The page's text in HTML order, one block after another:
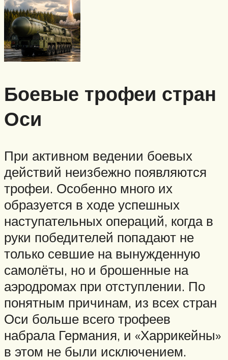
Боевые трофеи стран
Оси
При активном ведении боевых
действий неизбежно появляются
трофеи. Особенно много их
образуется в ходе успешных
наступательных операций, когда в
руки победителей попадают не
только севшие на вынужденную
самолёты, но и брошенные на
аэродромах при отступлении. По
понятным причинам, из всех стран
Оси больше всего трофеев
набрала Германия, и «Харрикейны»
в этом не были исключением.